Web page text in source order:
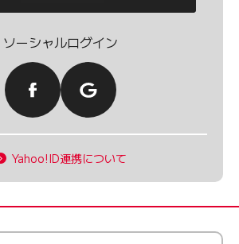
ソーシャルログイン
Yahoo!ID連携について